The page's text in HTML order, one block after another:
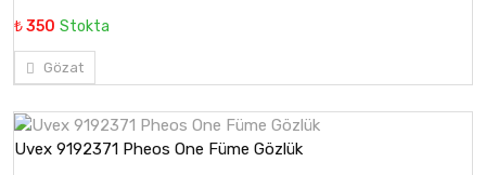
₺ 350 Stokta
Gözat
Uvex 9192371 Pheos One Füme Gözlük